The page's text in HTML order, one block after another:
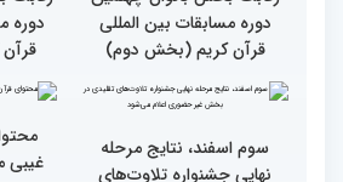
گزارش تصویری مراسم قرعه
کشی متسابقین بخش
بانوان چهلمین دوره
کریم